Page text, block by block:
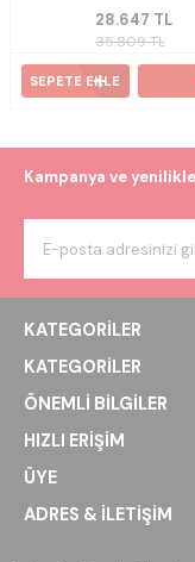
35.809TL
28.647 TL
SEPETE EKLE
Kampanya ve
KATEGORILER
KATEGORILER
ÖNEMLI BILGILER
HIZLI ERIŞIM
ÜYE
ADRES & İLETIŞIM